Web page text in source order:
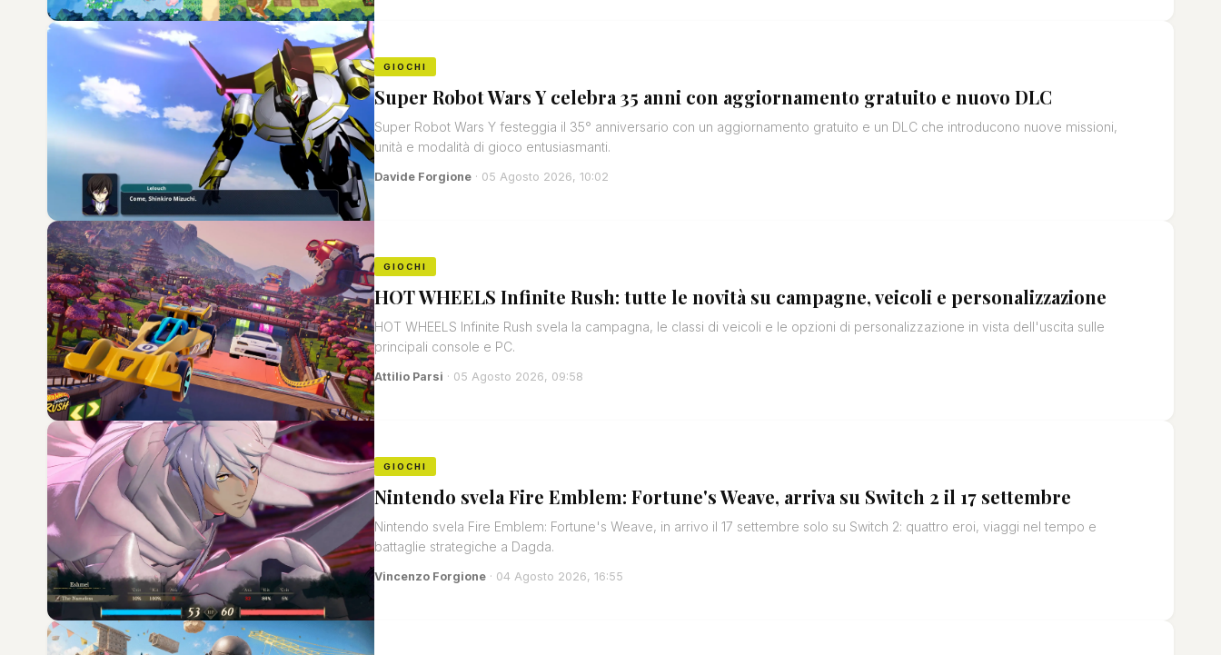
GIOCHI
Super Robot Wars Y celebra 35 anni con aggiornamento gratuito e nuovo DLC
Super Robot Wars Y festeggia il 35° anniversario con un aggiornamento gratuito e un DLC che introducono nuove missioni,
unità e modalità di gioco entusiasmanti.
Davide Forgione · 05 Agosto 2026, 10:02
GIOCHI
HOT WHEELS Infinite Rush: tutte le novità su campagne, veicoli e personalizzazione
HOT WHEELS Infinite Rush svela la campagna, le classi di veicoli e le opzioni di personalizzazione in vista dell'uscita sulle
principali console e PC.
Attilio Parsi · 05 Agosto 2026, 09:58
GIOCHI
Nintendo svela Fire Emblem: Fortune's Weave, arriva su Switch 2 il 17 settembre
Nintendo svela Fire Emblem: Fortune's Weave, in arrivo il 17 settembre solo su Switch 2: quattro eroi, viaggi nel tempo e
battaglie strategiche a Dagda.
Vincenzo Forgione · 04 Agosto 2026, 16:55